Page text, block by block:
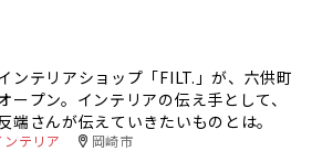
ンテリアショップ「FILT.」が、六供町
ープン。インテリアの伝え手として、
端さんが伝えていきたいものとは。
テリア 岡崎市